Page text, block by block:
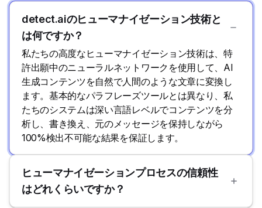
detect.aiのヒューマナイゼーション技術と
は何ですか？
私たちの高度なヒューマナイゼーション技術は、特
許出願中のニューラルネットワークを使用して、AI
生成コンテンツを自然で人間のような文章に変換し
ます。基本的なパラフレーズツールとは異なり、私
たちのシステムは深い言語レベルでコンテンツを分
析し、書き換え、元のメッセージを保持しながら
100%検出不可能な結果を保証します。
ヒューマナイゼーションプロセスの信頼性
はどれくらいですか？